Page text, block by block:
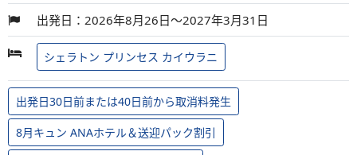
出発日：2026年8月26日～2027年3月31日
シェラトン プリンセス カイウラニ
出発日30日前または40日前から取消料発生
8月キュン ANAホテル＆送迎パック割引